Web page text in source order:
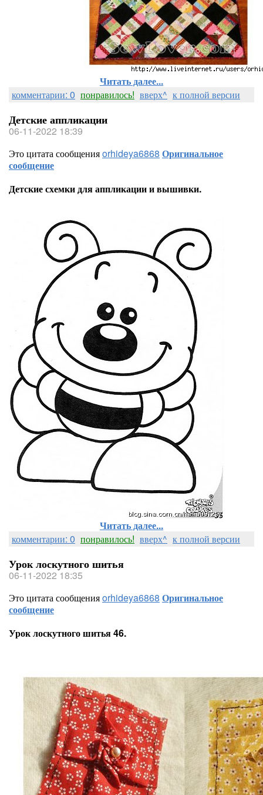
Читать далее...
комментарии: 0 понравилось! вверх^ к полной версии
Детские аппликации
06-11-2022 18:39
Это цитата сообщенияorhideya6868 Оригинальное
сообщение
Детские схемки для аппликации и вышивки.
Читать далее...
комментарии: 0 понравилось! вверх^ к полной версии
Урок лоскутного шитья
06-11-2022 18:35
Это цитата сообщенияorhideya6868 Оригинальное
сообщение
Урок лоскутного шитья 46.